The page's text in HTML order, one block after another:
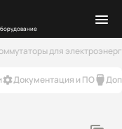
для
Документация и ПО